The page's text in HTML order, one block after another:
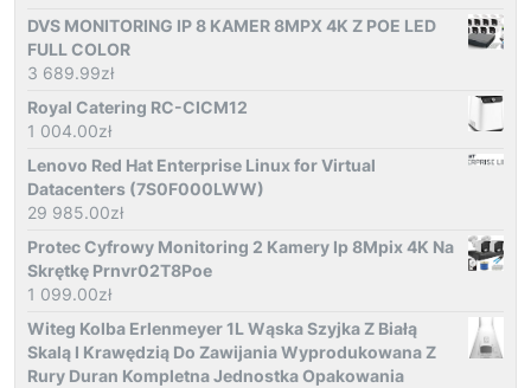
DVS MONITORING IP 8 KAMER 8MPX 4K Z POE LED
FULL COLOR
3 689.99zł
Royal Catering RC-CICM12
1 004.00zł
Lenovo Red Hat Enterprise Linux for Virtual
Datacenters (7S0F000LWW)
29 985.00zł
Protec Cyfrowy Monitoring 2 Kamery Ip 8Mpix 4K Na
Skrętkę Prnvr02T8Poe
1 099.00zł
Witeg Kolba Erlenmeyer 1L Wąska Szyjka Z Białą
Skalą I Krawędzią Do Zawijania Wyprodukowana Z
Rury Duran Kompletna Jednostka Opakowania